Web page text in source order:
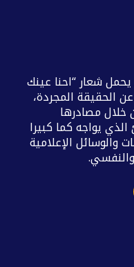
شعار “احنا عينك
الحقيقة المجردة،
خلال مصادرها
يواجه كما كبيرا
والوسائل الإعلامية